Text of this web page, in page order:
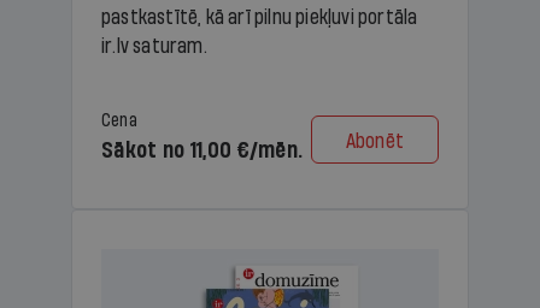
pastkastītē, kā arī pilnu piekļuvi portāla
ir.lv saturam.
Cena
Sākot no 11,00 €/mēn. Abonēt